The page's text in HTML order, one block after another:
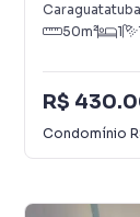
Caraguatatuba
50m² 1
R$
Condomínio